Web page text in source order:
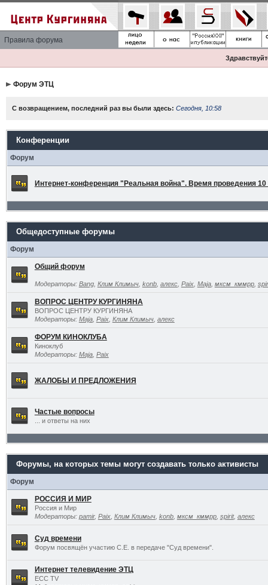
Правила форума
Форум ЭТЦ
С возвращением, последний раз вы были здесь: Сегодня, 10:58
Конференции
Форум
Интернет-конференция "Реальная война". Время проведения 10
Общедоступные форумы
Форум
Общий форум
Модераторы: Bang, Клим Климыч, konb, алекс, Paix, Maja, мксм_кммрр,
ВОПРОС ЦЕНТРУ КУРГИНЯНА
ВОПРОС ЦЕНТРУ КУРГИНЯНА
Модераторы: Maja, Paix, Клим Климыч, алекс
ФОРУМ КИНОКЛУБА
Киноклуб
Модераторы: Maja, Paix
ЖАЛОБЫ И ПРЕДЛОЖЕНИЯ
Частые вопросы
... и ответы на них
Форумы, на которых темы могут создавать только активисты
Форум
РОССИЯ И МИР
Россия и Мир
Модераторы: pamir, Paix, Клим Климыч, konb, мксм_кммрр, spirit, алекс
Суд времени
Форум посвящён участию С.Е. в передаче "Суд времени".
Интернет телевидение ЭТЦ
ECC TV